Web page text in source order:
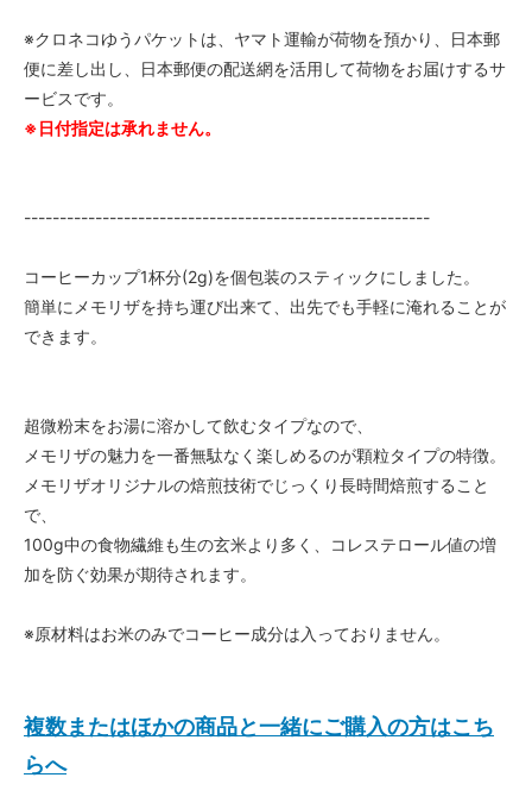
※クロネコゆうパケットは、ヤマト運輸が荷物を預かり、日本郵
便に差し出し、日本郵便の配送網を活用して荷物をお届けするサ
ービスです。
※日付指定は承れません。
---------------------------------------------------------
コーヒーカップ1杯分(2g)を個包装のスティックにしました。
簡単にメモリザを持ち運び出来て、出先でも手軽に淹れることが
できます。
超微粉末をお湯に溶かして飲むタイプなので、
メモリザの魅力を一番無駄なく楽しめるのが顆粒タイプの特徴。
メモリザオリジナルの焙煎技術でじっくり長時間焙煎すること
で、
100g中の食物繊維も生の玄米より多く、コレステロール値の増
加を防ぐ効果が期待されます。
※原材料はお米のみでコーヒー成分は入っておりません。
複数またはほかの商品と一緒にご購入の方はこち
らへ